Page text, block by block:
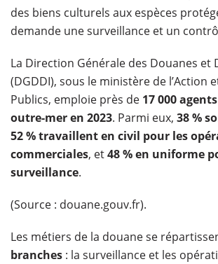
des biens culturels aux espèces
demande une surveillance et un
La Direction Générale des Douanes et
(DGDDI), sous le ministère de l’Action
Publics, emploie près de 17 000
outre-mer en 2023. Parmi eux, 38 %
52 % travaillent en civil pour les
commerciales, et48 % en uniforme
surveillance.
(Source : douane.gouv.fr).
Les métiers de la douane se
branches : la surveillance et les